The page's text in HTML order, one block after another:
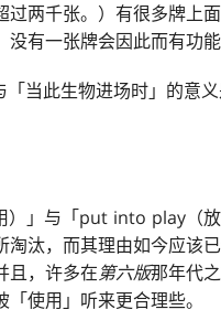
两千张。）有很多牌上面
有一张牌会因此而有功能
当此生物进场时」的意
）」与「put into play（
汰，而其理由如今应该
且，许多在第六版那年代
使用」听来更合理些。